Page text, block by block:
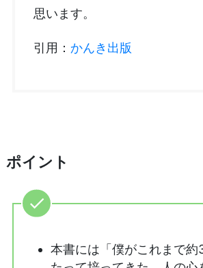
思います。
引用： かんき出版
ポイント
本書には「僕がこれまで約